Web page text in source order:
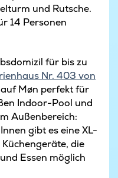
und Rutsche.
14 Personen
für bis zu
Nr. 403 von
auf Møn perfekt für
Indoor-Pool und
Außenbereich:
gibt es eine XL-
die
Essen möglich